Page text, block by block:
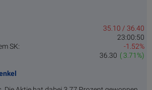
35.10 / 36.40
23:00:50
SK:
-1.52%
( 3.71%)
36.30